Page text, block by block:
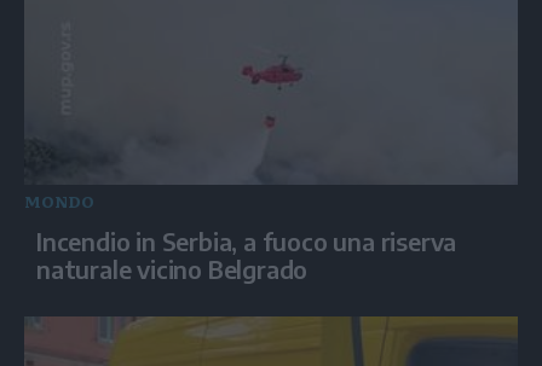
MONDO
Incendio in Serbia, a fuoco una riserva
naturale vicino Belgrado